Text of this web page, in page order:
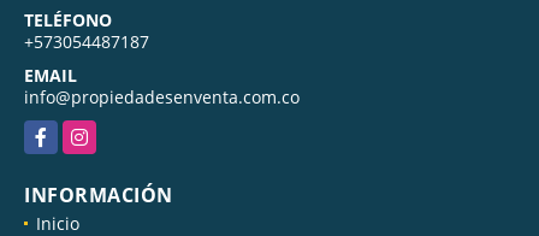
TELÉFONO
+573054487187
EMAIL
info@propiedadesenventa.com.co
FacebookInstagram
INFORMACIÓN
Inicio